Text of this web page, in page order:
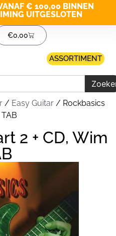
€ 100,00 BINNEN
UITGESLOTEN
€0,00
ASSORTIMENT
/ Easy Guitar / Rockbasics
2 + CD, Wim